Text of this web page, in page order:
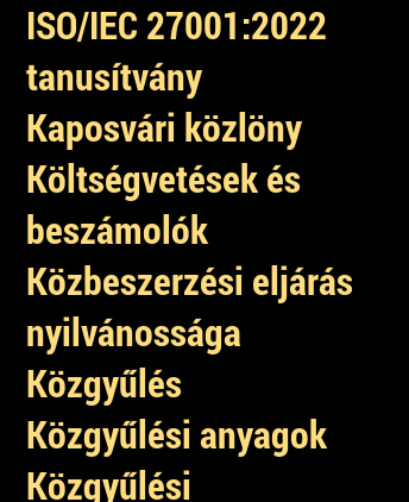
ISO/IEC 27001:2022
tanusítvány
Kaposvári közlöny
Költségvetések és
beszámolók
Közbeszerzési eljárás
nyilvánossága
Közgyűlés
Közgyűlési anyagok
Közgyűlési